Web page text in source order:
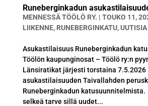
Runeberginkadun
MENNESSÄTÖÖLÖ RY. | TOUKO 11,
LIIKENNE, RUNEBERGINKATU,UUTISIA
Asukastilaisuus Runeberginkadun
Töölön kaupunginosat – Töölö ry:n
Länsiratikat järjesti torstaina 7.5.2026
asukastilaisuuden Taivallahden
Runeberginkadun
selkeä tarve sillä uudet...